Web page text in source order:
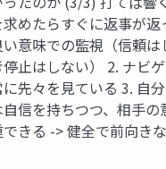
求めたらすぐに返事が返
い意味での監視（信頼は
止はしない） 2. ナビ
に先々を見ている 3. 自
自信を持ちつつ、相手の
できる -> 健全で前向き